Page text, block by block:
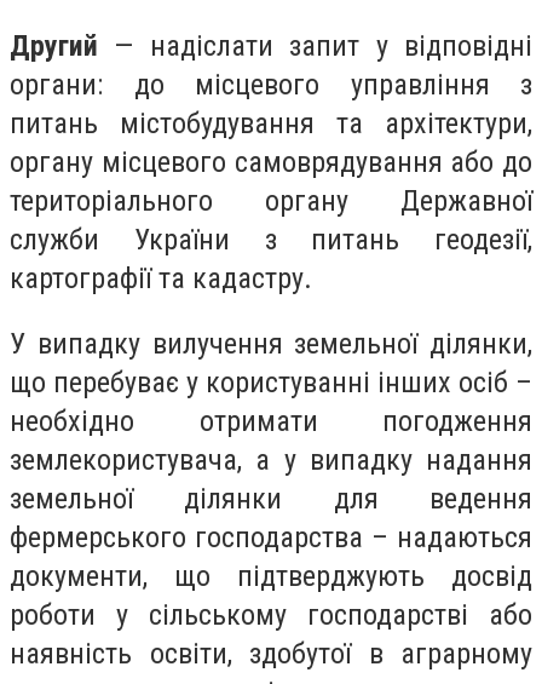
Другий — надіслати запит у відповідні
органи: до місцевого управління з
питань містобудування та архітектури,
органу місцевого самоврядування або до
територіального органу Державної
служби України з питань геодезії,
картографії та кадастру.
У випадку вилучення земельної ділянки,
що перебуває у користуванні інших осіб –
необхідно отримати погодження
землекористувача, а у випадку надання
земельної ділянки для ведення
фермерського господарства – надаються
документи, що підтверджують досвід
роботи у сільському господарстві або
наявність освіти, здобутої в аграрному